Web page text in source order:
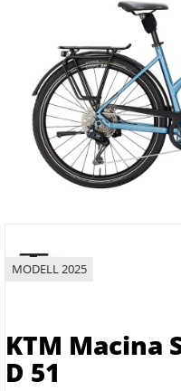
MODELL 2025
KTM Macina
D 51